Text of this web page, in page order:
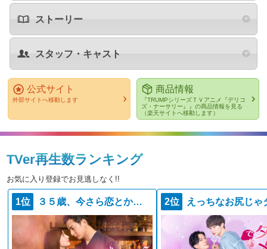
ストーリー
スタッフ・キャスト
公式サイト
外部サイトへ移動します
商品情報
『TRUMPシリーズＴＶアニメ『デリコ
ズ・ナーサリー』』の商品情報を見る
（楽天サイトへ移動します）
TVer再生数ランキング
お気に入り登録でお見逃しなく!!
1位 ３５歳、今さら恋とかありえない 2位